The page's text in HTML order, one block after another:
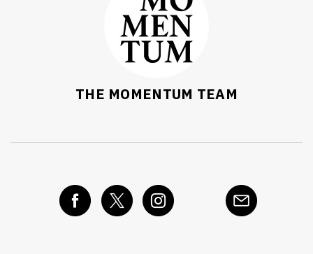
THE MOMENTUM TEAM